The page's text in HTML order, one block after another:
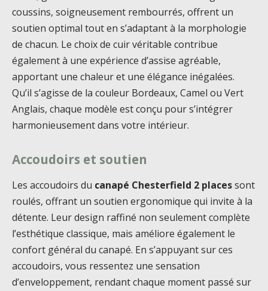
coussins, soigneusement rembourrés, offrent un
soutien optimal tout en s’adaptant à la morphologie
de chacun. Le choix de cuir véritable contribue
également à une expérience d’assise agréable,
apportant une chaleur et une élégance inégalées.
Qu’il s’agisse de la couleur Bordeaux, Camel ou Vert
Anglais, chaque modèle est conçu pour s’intégrer
harmonieusement dans votre intérieur.
Accoudoirs et soutien
Les accoudoirs du canapé Chesterfield 2 placessont
roulés, offrant un soutien ergonomique qui invite à la
détente. Leur design raffiné non seulement complète
l’esthétique classique, mais améliore également le
confort général du canapé. En s’appuyant sur ces
accoudoirs, vous ressentez une sensation
d’enveloppement, rendant chaque moment passé sur